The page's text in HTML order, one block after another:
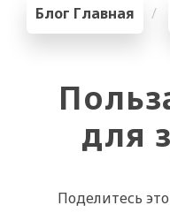
Блог Главная
для
Поделитесь